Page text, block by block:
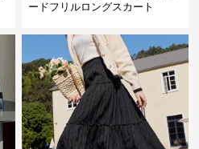
ードフリルロングスカート